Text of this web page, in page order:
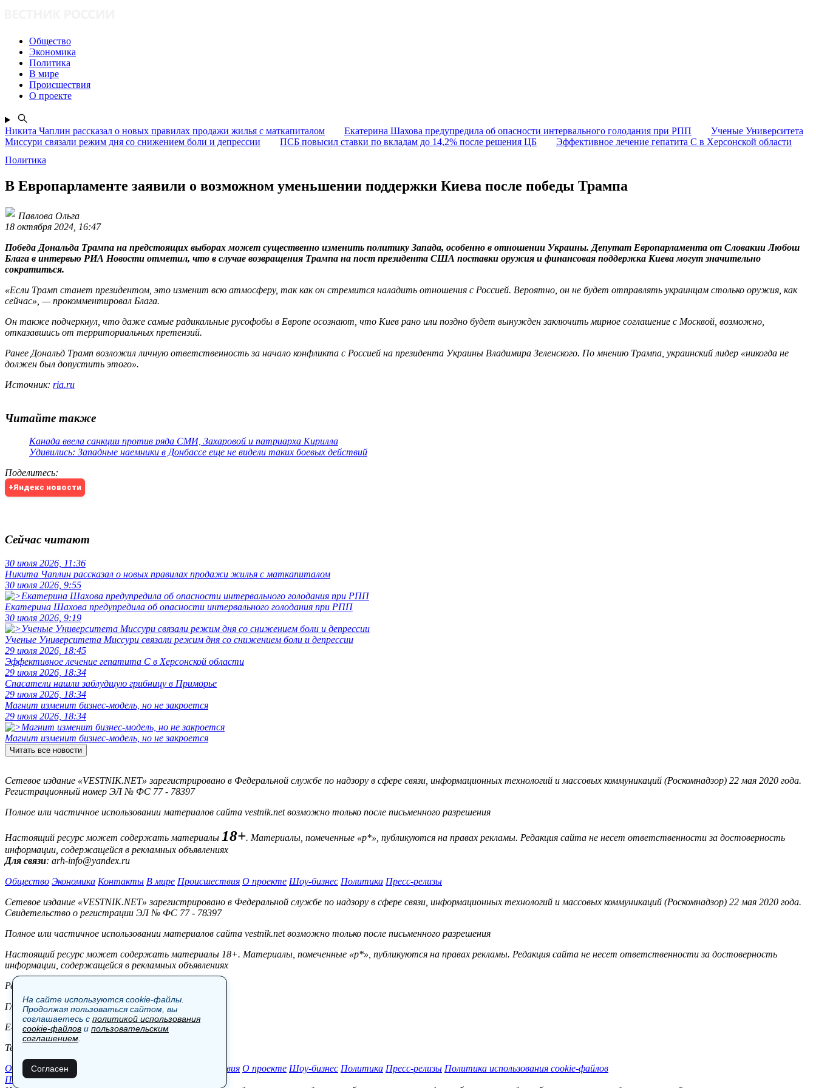
Общество
Экономика
Политика
В мире
Происшествия
О проекте
Никита Чаплин рассказал о новых правилах продажи жилья с маткапиталом Екатерина Шахова предупредила об опасности интервального голодания при РПП
Ученые Университета
Миссури связали режим дня со снижением боли и депрессии
ПСБ повысил ставки по вкладам до 14,2% после решения ЦБ
Эффективное лечение гепатита C в Херсонской области
Политика
В Европарламенте заявили о возможном уменьшении поддержки Киева после победы Трампа
Павлова Ольга
18 октября 2024, 16:47
Победа Дональда Трампа на предстоящих выборах может существенно изменить политику Запада, особенно в отношении Украины. Депутат Европарламента от Словакии Любош
Блага в интервью РИА Новости отметил, что в случае возвращения Трампа на пост президента США поставки оружия и финансовая поддержка Киева могут значительно
сократиться.
«Если Трамп станет президентом, это изменит всю атмосферу, так как он стремится наладить отношения с Россией. Вероятно, он не будет отправлять украинцам столько оружия, как
сейчас», — прокомментировал Блага.
Он также подчеркнул, что даже самые радикальные русофобы в Европе осознают, что Киев рано или поздно будет вынужден заключить мирное соглашение с Москвой, возможно,
отказавшись от территориальных претензий.
Ранее Дональд Трамп возложил личную ответственность за начало конфликта с Россией на президента Украины Владимира Зеленского. По мнению Трампа, украинский лидер «никогда не
должен был допустить этого».
Источник: ria.ru
Читайте также
Канада ввела санкции против ряда СМИ, Захаровой и патриарха Кирилла
Удивились: Западные наемники в Донбассе еще не видели таких боевых действий
Поделитесь:
+Яндекс новости
Сейчас читают
30 июля 2026, 11:36
Никита Чаплин рассказал о новых правилах продажи жилья с маткапиталом
30 июля 2026, 9:55
Екатерина Шахова предупредила об опасности интервального голодания при РПП
30 июля 2026, 9:19
Ученые Университета Миссури связали режим дня со снижением боли и депрессии
29 июля 2026, 18:45
Эффективное лечение гепатита C в Херсонской области
29 июля 2026, 18:34
Спасатели нашли заблудшую грибницу в Приморье
29 июля 2026, 18:34
Магнит изменит бизнес-модель, но не закроется
29 июля 2026, 18:34
Магнит изменит бизнес-модель, но не закроется
Читать все новости
Сетевое издание «VESTNIK.NET» зарегистрировано в Федеральной службе по надзору в сфере связи, информационных технологий и массовых коммуникаций (Роскомнадзор) 22 мая 2020 года.
Регистрационный номер ЭЛ № ФС 77 - 78397
Полное или частичное использовании материалов сайта vestnik.net возможно только после письменного разрешения
Настоящий ресурс может содержать материалы 18+. Материалы, помеченные «р*», публикуются на правах рекламы. Редакция сайта не несет ответственности за достоверность
информации, содержащейся в рекламных объявлениях
Для связи: arh-info@yandex.ru
Общество Экономика Контакты В мире Происшествия О проекте Шоу-бизнес Политика Пресс-релизы
Сетевое издание «VESTNIK.NET» зарегистрировано в Федеральной службе по надзору в сфере связи, информационных технологий и массовых коммуникаций (Роскомнадзор) 22 мая 2020 года.
Свидетельство о регистрации ЭЛ № ФС 77 - 78397
Полное или частичное использовании материалов сайта vestnik.net возможно только после письменного разрешения
Настоящий ресурс может содержать материалы 18+. Материалы, помеченные «р*», публикуются на правах рекламы. Редакция сайта не несет ответственности за достоверность
информации, содержащейся в рекламных объявлениях
Редакция:
Главный редактор: Боровов М.С.
E-mail: site@vestnik.net, reb.msk@yandex.ru
Тел.: +7 (921) 720-00-97
Общество Экономика Происшествия О проекте Шоу-бизнес Политика Пресс-релизы Политика использования cookie-файлов
Пользовательское соглашение
На сайте используются cookie-файлы.
Продолжая пользоваться сайтом, вы
соглашаетесь с политикой использования
cookie-файлов и пользовательским
соглашением
Согласен